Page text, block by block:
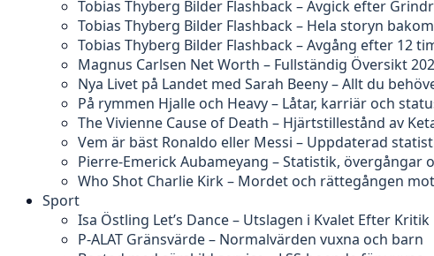
Tobias Thyberg Bilder Flashback – Avgick efter
Tobias Thyberg Bilder Flashback – Hela storyn
Tobias Thyberg Bilder Flashback – Avgång efter 12
Magnus Carlsen Net Worth – Fullständig Översikt
Nya Livet på Landet med Sarah Beeny – Allt du
På rymmen Hjalle och Heavy – Låtar, karriär och
The Vivienne Cause of Death – Hjärtstillestånd av
Vem är bäst Ronaldo eller Messi – Uppdaterad
Pierre-Emerick Aubameyang – Statistik, övergångar
Who Shot Charlie Kirk – Mordet och rättegången
Sport
Isa Östling Let’s Dance – Utslagen i Kvalet Efter Kritik
P-ALAT Gränsvärde – Normalvärden vuxna och barn